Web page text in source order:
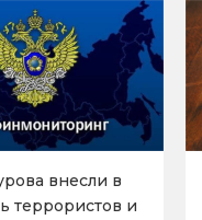
внесли в
террористов и